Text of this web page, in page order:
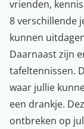
vrienden,
8 verschillende
kunnen
Daarnaast zijn
tafeltennissen.
waar jullie
een drankje.
ontbreken op